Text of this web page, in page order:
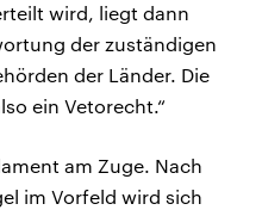
wird, liegt dann
der zuständigen
der Länder. Die
ein Vetorecht.“
am Zuge. Nach
im Vorfeld wird sich